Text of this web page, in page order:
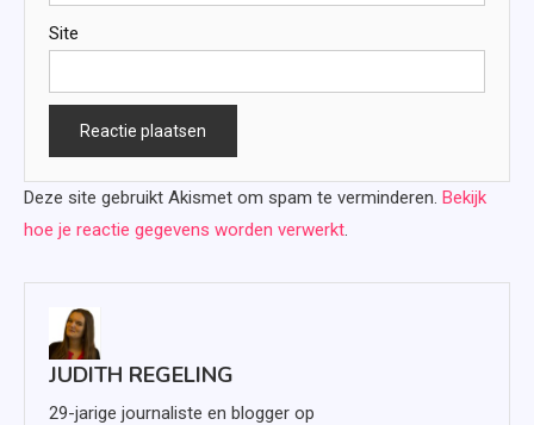
Site
Deze site gebruikt Akismet om spam te verminderen. Bekijk
hoe je reactie gegevens worden verwerkt.
JUDITH REGELING
29-jarige journaliste en blogger op